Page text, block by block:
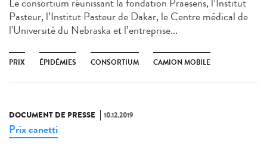
Le consortium réunissant la fondation Praesens, l’Institut
Pasteur, l’Institut Pasteur de Dakar, le Centre médical de
l'Université du Nebraska et l’entreprise...
PRIX ÉPIDÉMIES CONSORTIUM CAMION MOBILE
DOCUMENT DE PRESSE 10.12.2019
Prix canetti